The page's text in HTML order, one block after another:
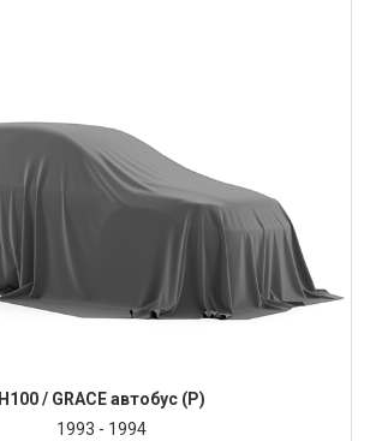
H100 / GRACE автобус (P)
1993 - 1994